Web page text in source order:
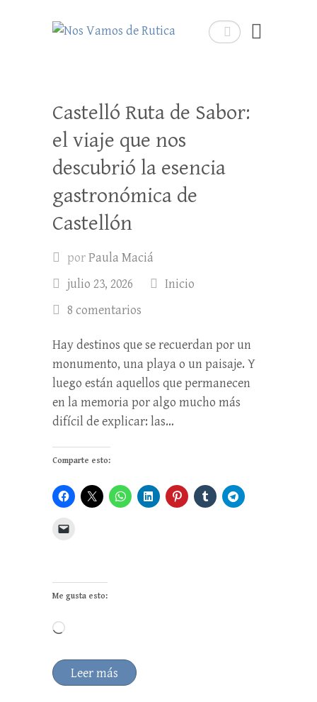
Buscar
Nos Vamos de Rutica
Un blog de viajes donde se comparte
Castelló Ruta de Sabor:
el viaje que nos
descubrió la esencia
gastronómica de
Castellón
porPaula Maciá
julio 23, 2026
Inicio
8 comentarios
Hay destinos que se recuerdan por un
monumento, una playa o un paisaje. Y
luego están aquellos que permanecen
en la memoria por algo mucho más
difícil de explicar: las…
Comparte esto:
Me gusta esto:
Cargando...
Leer más